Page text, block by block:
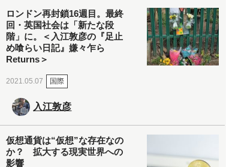
ロンドン再封鎖16週目。最終
回・英国社会は「新たな段
階」に。＜入江敦彦の『足止
め喰らい日記』嫌々乍ら
Returns＞
2021.05.07 国際
入江敦彦
仮想通貨は“仮想”な存在なの
か？ 拡大する現実世界への
影響